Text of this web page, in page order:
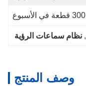
300 قطعة في الأسبوع
, نظام سماعات الرؤية
وصف المنتج